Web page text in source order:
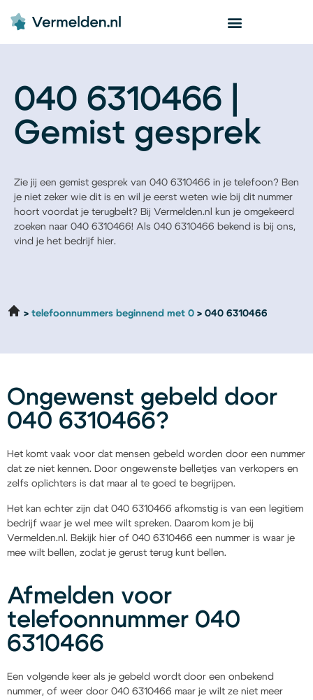
040 6310466 |
Gemist gesprek
Zie jij een gemist gesprek van 040 6310466 in je telefoon? Ben
je niet zeker wie dit is en wil je eerst weten wie bij dit nummer
hoort voordat je terugbelt? Bij Vermelden.nl kun je omgekeerd
zoeken naar 040 6310466! Als 040 6310466 bekend is bij ons,
vind je het bedrijf hier.
telefoonnummers beginnend met 0 040 6310466
Ongewenst gebeld door
040 6310466?
Het komt vaak voor dat mensen gebeld worden door een nummer
dat ze niet kennen. Door ongewenste belletjes van verkopers en
zelfs oplichters is dat maar al te goed te begrijpen.
Het kan echter zijn dat 040 6310466 afkomstig is van een legitiem
bedrijf waar je wel mee wilt spreken. Daarom kom je bij
Vermelden.nl. Bekijk hier of 040 6310466 een nummer is waar je
mee wilt bellen, zodat je gerust terug kunt bellen.
Afmelden voor
telefoonnummer 040
6310466
Een volgende keer als je gebeld wordt door een onbekend
nummer, of weer door 040 6310466 maar je wilt ze niet meer